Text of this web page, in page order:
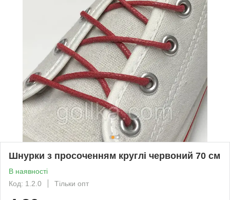
Шнурки з просоченням круглі червоний 70 см
В наявності
Код: 1.2.0
Тільки опт